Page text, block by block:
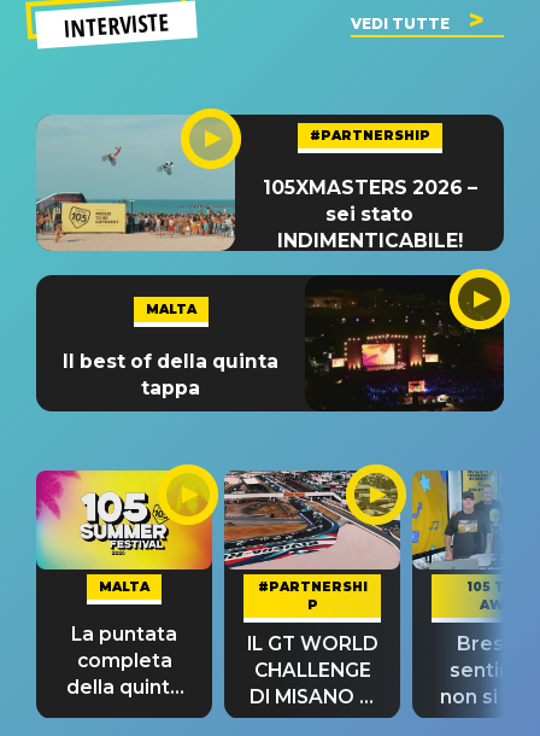
INTERVISTE VEDI TUTTE
#PARTNERSHIP
105XMASTERS 2026 –
sei stato
INDIMENTICABILE!
MALTA
Il best of della quinta
tappa
MALTA
La puntata
completa
della quinta
tappa
#PARTNERSHI
P
IL GT WORLD
CHALLENGE
DI MISANO si
riconferma
105 TAKE
AWAY
Bresh:
non si
fino alla